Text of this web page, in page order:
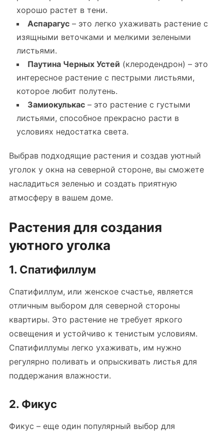
хорошо растет в тени.
Аспарагус– это легко ухаживать растение с
изящными веточками и мелкими зелеными
листьями.
Паутина Черных Устей (клеродендрон) – это
интересное растение с пестрыми листьями,
которое любит полутень.
Замиокулькас– это растение с густыми
листьями, способное прекрасно расти в
условиях недостатка света.
Выбрав подходящие растения и создав уютный
уголок у окна на северной стороне, вы сможете
насладиться зеленью и создать приятную
атмосферу в вашем доме.
Растения для создания
уютного уголка
1. Спатифиллум
Спатифиллум, или женское счастье, является
отличным выбором для северной стороны
квартиры. Это растение не требует яркого
освещения и устойчиво к тенистым условиям.
Спатифиллумы легко ухаживать, им нужно
регулярно поливать и опрыскивать листья для
поддержания влажности.
2. Фикус
Фикус – еще один популярный выбор для